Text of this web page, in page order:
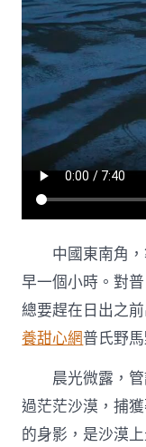
中國東南角
早一個小時。對
總要趕在日出之
養甜心網普氏野
晨光微露，
過茫茫沙漠，捕
的身影，是沙漠